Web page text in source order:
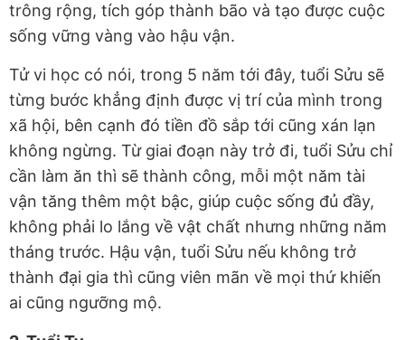
trông rộng, tích góp thành bão và tạo được cuộc
sống vững vàng vào hậu vận.
Tử vi học có nói, trong 5 năm tới đây, tuổi Sửu sẽ
từng bước khẳng định được vị trí của mình trong
xã hội, bên cạnh đó tiền đồ sắp tới cũng xán lạn
không ngừng. Từ giai đoạn này trở đi, tuổi Sửu chỉ
cần làm ăn thì sẽ thành công, mỗi một năm tài
vận tăng thêm một bậc, giúp cuộc sống đủ đầy,
không phải lo lắng về vật chất nhưng những năm
tháng trước. Hậu vận, tuổi Sửu nếu không trở
thành đại gia thì cũng viên mãn về mọi thứ khiến
ai cũng ngưỡng mộ.